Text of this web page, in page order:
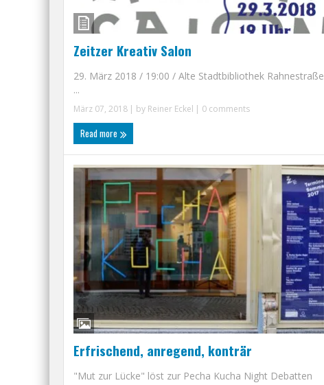
Zeitzer Kreativ Salon
29. März 2018 / 19:00 / Alte Stadtbibliothek Rahnestraße
...
März 07, 2018 | by Reiner Eckel | 0 comments
Read more
Erfrischend, anregend, konträr
"Mut zur Lücke" löst zur Pecha Kucha Night Debatten